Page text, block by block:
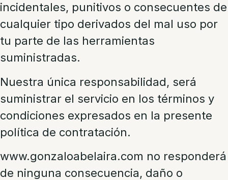
incidentales, punitivos o consecuentes de
cualquier tipo derivados del mal uso por
tu parte de las herramientas
suministradas.
Nuestra única responsabilidad, será
suministrar el servicio en los términos y
condiciones expresados en la presente
política de contratación.
www.gonzaloabelaira.com no responderá
de ninguna consecuencia, daño o